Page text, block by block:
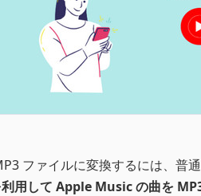
ファイルに変換するには、普
用して Apple Music の曲を